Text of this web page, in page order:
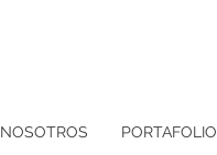
NOSOTROS PORTAFOLIO